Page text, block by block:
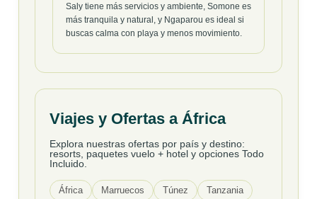
Saly tiene más servicios y ambiente, Somone es
más tranquila y natural, y Ngaparou es ideal si
buscas calma con playa y menos movimiento.
Viajes y Ofertas a África
Explora nuestras ofertas por país y destino:
resorts, paquetes vuelo + hotel y opciones Todo
Incluido.
África Marruecos Túnez
Tanzania